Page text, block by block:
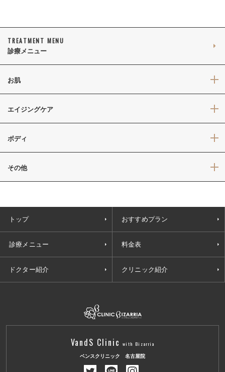
TREATMENT MENU
診療メニュー
お肌
エイジングケア
ボディ
その他
VandS Clinicwith Bizarria
ベンスクリニック 名古屋院
トップ おすすめプラン
診療メニュー 料金表
ドクター紹介 クリニック紹介